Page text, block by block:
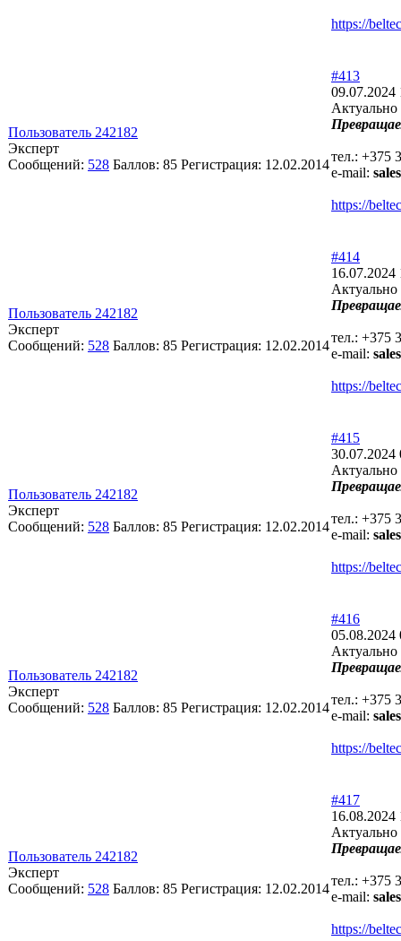
https://
Пользователь 242182
Эксперт
Сообщений: 528 Баллов: 85 Регистрация: 12.02.2014
#413
09.07.2024
Актуально
тел.: +375
e-mail:
https://
Пользователь 242182
Эксперт
Сообщений: 528 Баллов: 85 Регистрация: 12.02.2014
#414
16.07.2024
Актуально
тел.: +375
e-mail:
https://
Пользователь 242182
Эксперт
Сообщений: 528 Баллов: 85 Регистрация: 12.02.2014
#415
30.07.2024
Актуально
тел.: +375
e-mail:
https://
Пользователь 242182
Эксперт
Сообщений: 528 Баллов: 85 Регистрация: 12.02.2014
#416
05.08.2024
Актуально
тел.: +375
e-mail:
https://
Пользователь 242182
Эксперт
Сообщений: 528 Баллов: 85 Регистрация: 12.02.2014
#417
16.08.2024
Актуально
тел.: +375
e-mail:
https://